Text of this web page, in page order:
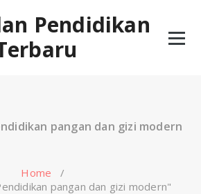
Pendidikan
pangan dan gizi modern
Home /
pangan dan gizi modern"